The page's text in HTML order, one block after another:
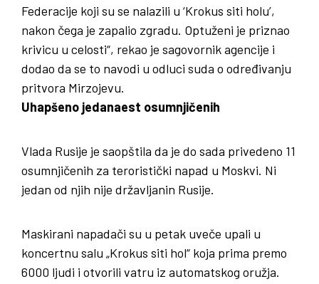
Federacije koji su se nalazili u ‘Krokus siti holu’,
nakon čega je zapalio zgradu. Optuženi je priznao
krivicu u celosti“, rekao je sagovornik agencije i
dodao da se to navodi u odluci suda o određivanju
pritvora Mirzojevu.
Uhapšeno jedanaest osumnjičenih
Vlada Rusije je saopštila da je do sada privedeno 11
osumnjičenih za teroristički napad u Moskvi. Ni
jedan od njih nije državljanin Rusije.
Maskirani napadači su u petak uveče upali u
koncertnu salu „Krokus siti hol“ koja prima premo
6000 ljudi i otvorili vatru iz automatskog oružja.